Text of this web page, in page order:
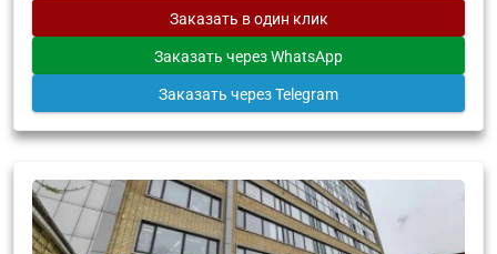
Заказать в один клик
Заказать через WhatsApp
Заказать через Telegram